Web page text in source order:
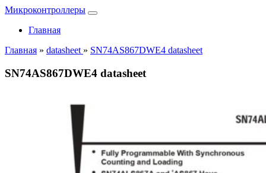
Микроконтроллеры
Главная
Главная » datasheet » SN74AS867DWE4 datasheet
SN74AS867DWE4 datasheet